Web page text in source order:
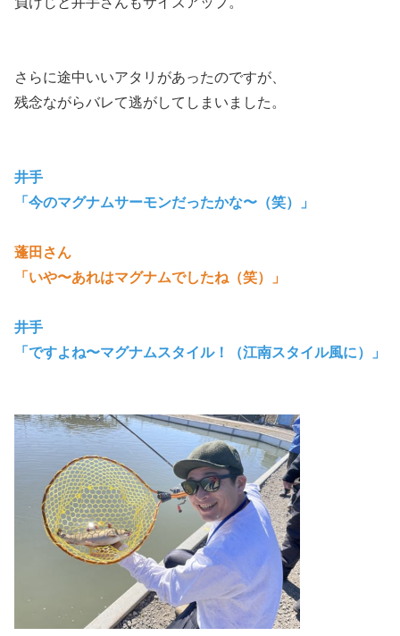
さらに途中いいアタリがあったのですが、
残念ながらバレて逃がしてしまいました。
井手
「今のマグナムサーモンだったかな〜（笑）
」
蓬田さん
「いや〜あれはマグナムでしたね（笑）
」
井手
「ですよね〜マグナムスタイル！（江南スタイル風に）
」